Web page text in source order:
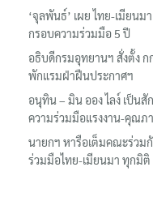
‘จุลพันธ์’ เผย ไทย-เมียนม
กรอบความร่วมมือ 5 ปี
อธิบดีกรมอุทยานฯ​ สั่งตั้ง
พักแรมฝ่าฝืนประกาศฯ
อนุทิน – มิน ออง ไลง์ เป็นสั
ความร่วมมือแรงงาน-คุณภ
นายกฯ หารือเต็มคณะร่วม
ร่วมมือไทย-เมียนมา ทุกมิติ